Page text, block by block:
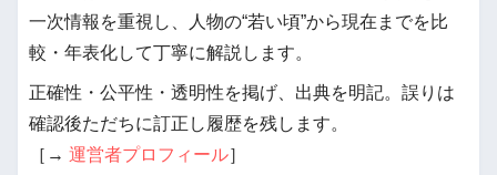
一次情報を重視し、人物の“若い頃”から現在までを比
較・年表化して丁寧に解説します。
正確性・公平性・透明性を掲げ、出典を明記。誤りは
確認後ただちに訂正し履歴を残します。
［→ 運営者プロフィール］